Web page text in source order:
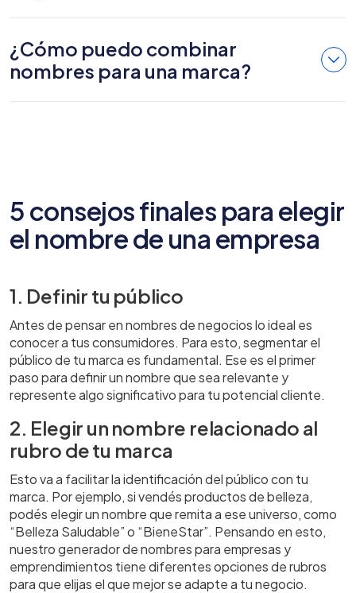
¿Cómo puedo combinar
nombres para una marca?
5 consejos finales para elegir
el nombre de una empresa
1. Definir tu público
Antes de pensar en nombres de negocios lo ideal es
conocer a tus consumidores. Para esto, segmentar el
público de tu marca es fundamental. Ese es el primer
paso para definir un nombre que sea relevante y
represente algo significativo para tu potencial cliente.
2. Elegir un nombre relacionado al
rubro de tu marca
Esto va a facilitar la identificación del público con tu
marca. Por ejemplo, si vendés productos de belleza,
podés elegir un nombre que remita a ese universo, como
“Belleza Saludable” o “BieneStar”. Pensando en esto,
nuestro generador de nombres para empresas y
emprendimientos tiene diferentes opciones de rubros
para que elijas el que mejor se adapte a tu negocio.